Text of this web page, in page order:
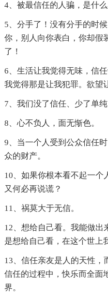
4、被最信任的人骗，是什
5、分手了！没有分手的时
你，别人向你表白，你却假
了！
6、生活让我觉得无味，信
我觉得那是让我犯罪。欲望
7、我们没了信任、少了单
8、心不负人，面无惭色。
9、当一个人受到公众信任
众的财产。
10、如果你根本看不起一个
又何必再说谎？
11、祸莫大于无信。
12、想给自己看。我能做出
是想给自己看，在这个世上
13、信任亲友是人的天性，
信任的过程中，快乐而全面
界。